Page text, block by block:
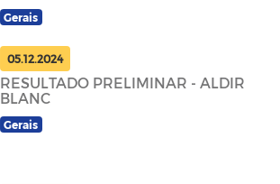
Gerais
05.12.2024
RESULTADO PRELIMINAR - ALDIR
BLANC
Gerais